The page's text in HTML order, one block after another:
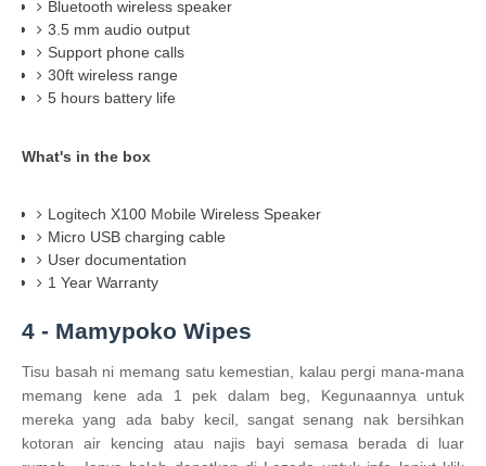
Bluetooth wireless speaker
3.5 mm audio output
Support phone calls
30ft wireless range
5 hours battery life
What's in the box
Logitech X100 Mobile Wireless Speaker
Micro USB charging cable
User documentation
1 Year Warranty
4 - Mamypoko Wipes
Tisu basah ni memang satu kemestian, kalau pergi mana-mana
memang kene ada 1 pek dalam beg, Kegunaannya untuk
mereka yang ada baby kecil, sangat senang nak bersihkan
kotoran air kencing atau najis bayi semasa berada di luar